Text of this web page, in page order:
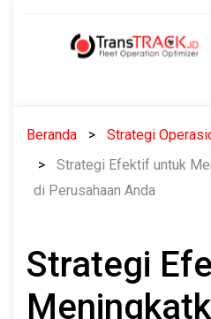
Beranda
Strategi
Strategi Efektif untuk
di Perusahaan Anda
Strategi